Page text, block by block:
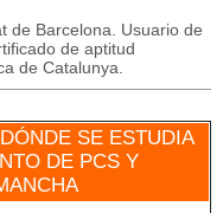
de Barcelona. Usuario de
de aptitud
de Catalunya.
SE ESTUDIA
DE PCS Y